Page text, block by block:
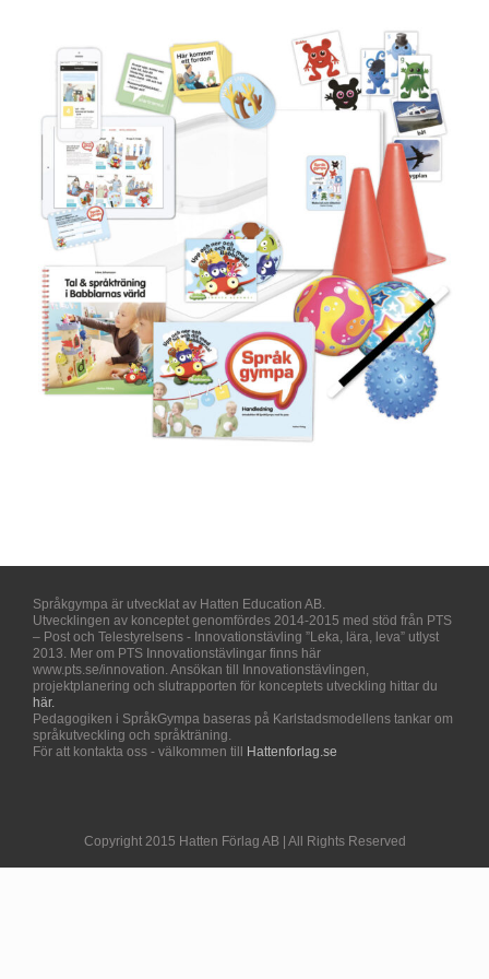
Språkgympa är utvecklat av Hatten Education AB.
Utvecklingen av konceptet genomfördes 2014-2015 med stöd från PTS
– Post och Telestyrelsens - Innovationstävling ”Leka, lära, leva” utlyst
2013. Mer om PTS Innovationstävlingar finns här
www.pts.se/innovation. Ansökan till Innovationstävlingen,
projektplanering och slutrapporten för konceptets utveckling hittar du
här.
Pedagogiken i SpråkGympa baseras på Karlstadsmodellens tankar om
språkutveckling och språkträning.
För att kontakta oss - välkommen till
Hattenforlag.se
Copyright 2015 Hatten Förlag AB | All Rights Reserved